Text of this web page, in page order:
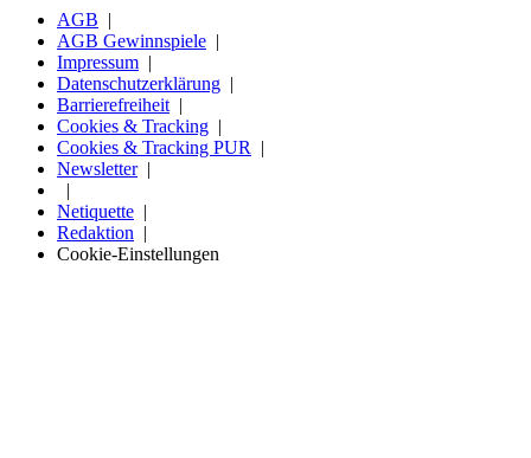
AGB
AGB Gewinnspiele
Impressum
Datenschutzerklärung
Barrierefreiheit
Cookies & Tracking
Cookies & Tracking PUR
Newsletter
Netiquette
Redaktion
Cookie-Einstellungen